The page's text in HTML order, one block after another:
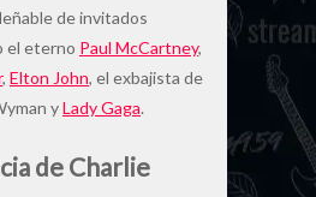
de invitados
el eterno Paul McCartney,
, Elton John, el exbajista de
yLady Gaga.
de Charlie